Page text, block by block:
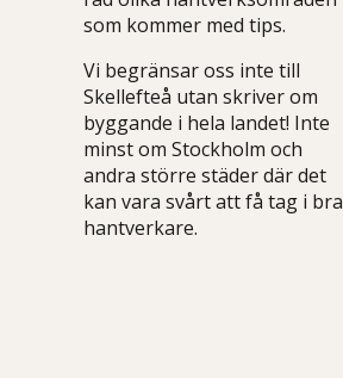
som kommer med tips.
Vi begränsar oss inte till
Skellefteå utan skriver om
byggande i hela landet! Inte
minst om Stockholm och
andra större städer där det
kan vara svårt att få tag i bra
hantverkare.